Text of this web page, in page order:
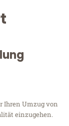
Ihren Umzug von
einzugehen.